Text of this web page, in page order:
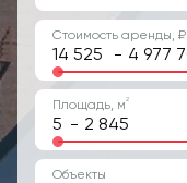
Стоимость аренды, ₽
-
Площадь, м2
-
Объекты